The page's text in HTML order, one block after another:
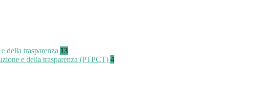
della trasparenza 13
e della trasparenza (PTPCT) 4